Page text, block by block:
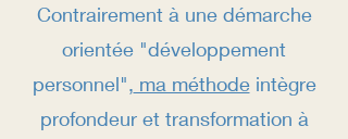
Contrairement à une démarche
orientée "développement
personnel", ma méthode intègre
profondeur et transformation à